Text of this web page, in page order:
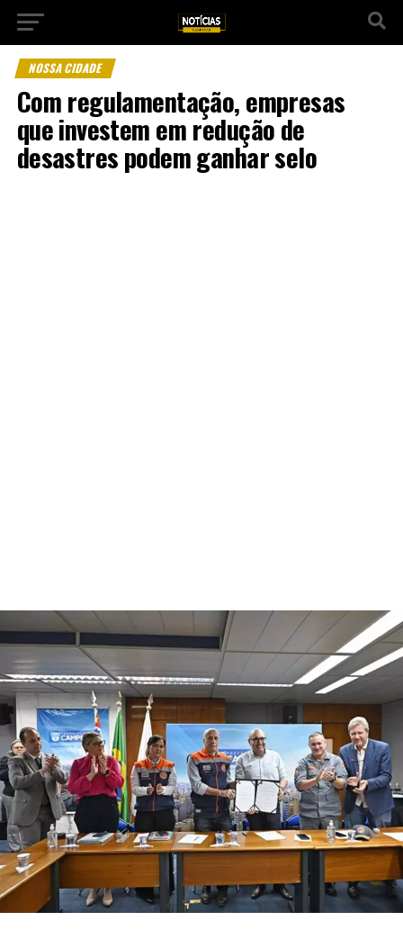
NOSSA CIDADE
Com regulamentação, empresas
que investem em redução de
desastres podem ganhar selo